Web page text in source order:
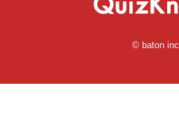
© baton inc.